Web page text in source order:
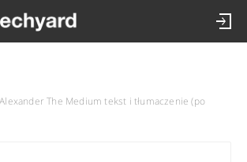
The Medium tekst i tłumaczenie (po